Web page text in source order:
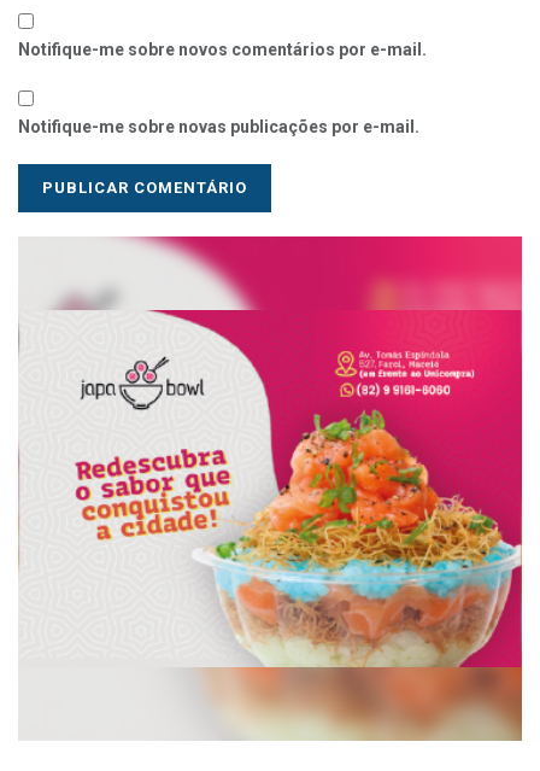
Notifique-me sobre novos comentários por e-mail.
Notifique-me sobre novas publicações por e-mail.